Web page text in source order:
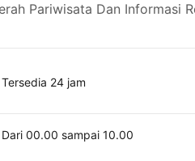
Pariwisata Dan
Tersedia 24 jam
Dari 00.00 sampai 10.00